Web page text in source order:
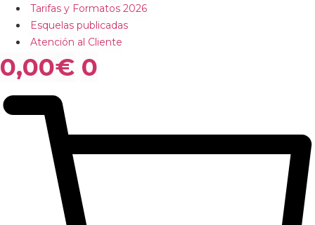
Tarifas y Formatos 2026
Esquelas publicadas
Atención al Cliente
0,00€ 0